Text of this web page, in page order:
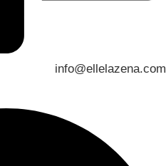
info@ellelazena.com